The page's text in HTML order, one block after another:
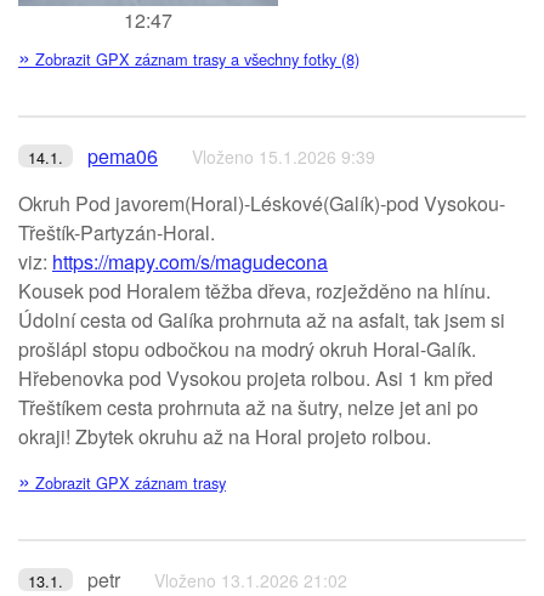
12:47
» Zobrazit GPX záznam trasy a všechny fotky (8)
14.1. pema06 Vloženo 15.1.2026 9:39
Okruh Pod javorem(Horal)-Léskové(Galík)-pod Vysokou-
Třeštík-Partyzán-Horal.
viz: https://mapy.com/s/magudecona
Kousek pod Horalem těžba dřeva, rozježděno na hlínu.
Údolní cesta od Galíka prohrnuta až na asfalt, tak jsem si
prošlápl stopu odbočkou na modrý okruh Horal-Galík.
Hřebenovka pod Vysokou projeta rolbou. Asi 1 km před
Třeštíkem cesta prohrnuta až na šutry, nelze jet ani po
okraji! Zbytek okruhu až na Horal projeto rolbou.
» Zobrazit GPX záznam trasy
13.1. petr Vloženo 13.1.2026 21:02